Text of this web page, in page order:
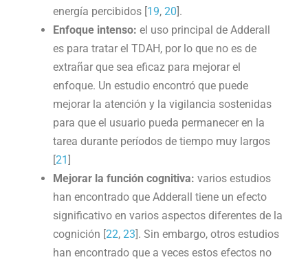
energía percibidos [19, 20].
Enfoque intenso: el uso principal de Adderall
es para tratar el TDAH, por lo que no es de
extrañar que sea eficaz para mejorar el
enfoque. Un estudio encontró que puede
mejorar la atención y la vigilancia sostenidas
para que el usuario pueda permanecer en la
tarea durante períodos de tiempo muy largos
[21]
Mejorar la función cognitiva: varios estudios
han encontrado que Adderall tiene un efecto
significativo en varios aspectos diferentes de la
cognición [22, 23]. Sin embargo, otros estudios
han encontrado que a veces estos efectos no